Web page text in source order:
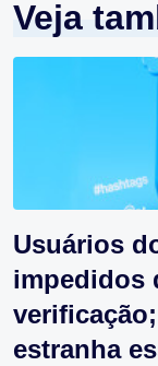
Veja
Usuários
impedidos
estranha